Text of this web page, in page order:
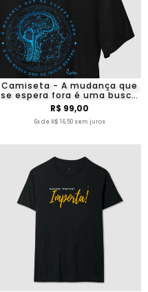
Camiseta - A mudança que
se espera fora é uma busca
que se inicia dentro
R$ 99,00
6x de R$ 16,50 sem juros